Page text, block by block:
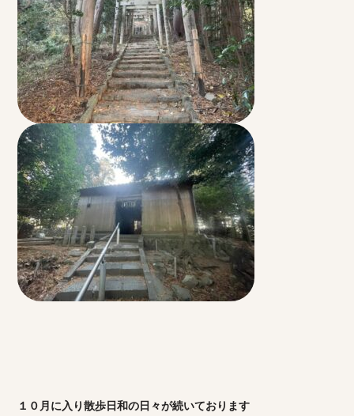
１０月に入り散歩日和の日々が続いております